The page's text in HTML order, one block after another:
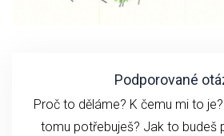
Podporované
Proč to děláme? K čemu mi to
tomu potřebuješ? Jak to budeš